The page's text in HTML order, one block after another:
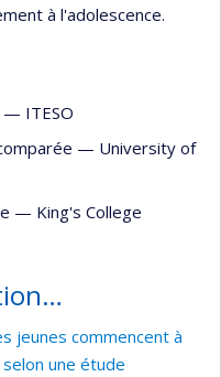
à l'adolescence.
— ITESO
— University of
— King's College
jeunes commencent à
une étude